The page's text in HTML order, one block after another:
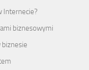
Internecie?
biznesowymi